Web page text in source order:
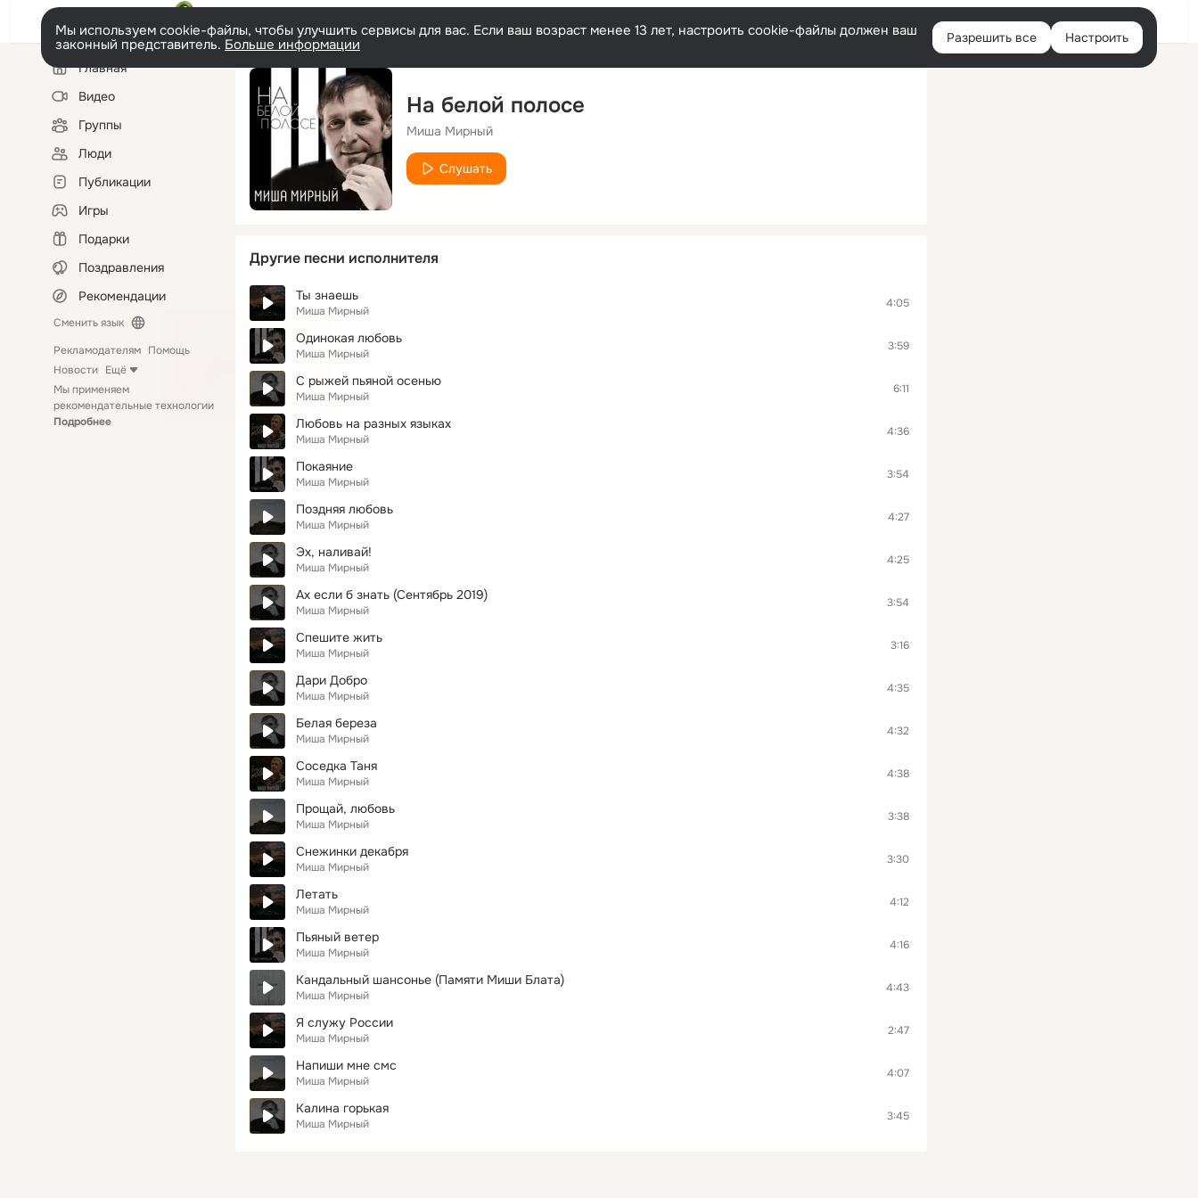
Войти
Мы используем cookie-файлы, чтобы улучшить сервисы для вас. Если ваш возраст менее 13 лет, настроить cookie-файлы должен ваш
законный представитель. Больше информации Разрешить все Настроить
Левая
колонкаГлавная
Видео
Группы
Люди
Публикации
Игры
Подарки
Поздравления
Рекомендации
Сменить язык
Рекламодателям Помощь
Новости Ещё
Мы применяем
рекомендательные технологии
Подробнее
На белой полосе
Миша Мирный
Слушать
Другие песни исполнителя
Ты знаешь
Миша Мирный
4:05
Одинокая любовь
Миша Мирный
3:59
С рыжей пьяной осенью
Миша Мирный
6:11
Любовь на разных языках
Миша Мирный
4:36
Покаяние
Миша Мирный
3:54
Поздняя любовь
Миша Мирный
4:27
Эх, наливай!
Миша Мирный
4:25
Ах если б знать (Сентябрь 2019)
Миша Мирный
3:54
Спешите жить
Миша Мирный
3:16
Дари Добро
Миша Мирный
4:35
Белая береза
Миша Мирный
4:32
Соседка Таня
Миша Мирный
4:38
Прощай, любовь
Миша Мирный
3:38
Снежинки декабря
Миша Мирный
3:30
Летать
Миша Мирный
4:12
Пьяный ветер
Миша Мирный
4:16
Кандальный шансонье (Памяти Миши Блата)
Миша Мирный
4:43
Я служу России
Миша Мирный
2:47
Напиши мне смс
Миша Мирный
4:07
Калина горькая
Миша Мирный
3:45